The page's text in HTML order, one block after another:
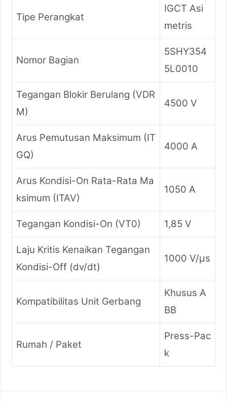
Tipe Perangkat
IGCT Asi
metris
Nomor Bagian
5SHY354
5L0010
Tegangan Blokir Berulang (VDR
M)
4500 V
Arus Pemutusan Maksimum (IT
GQ)
4000 A
Arus Kondisi-On Rata-Rata Ma
ksimum (ITAV)
1050 A
Tegangan Kondisi-On (VT0) 1,85 V
Laju Kritis Kenaikan Tegangan
Kondisi-Off (dv/dt)
1000 V/μs
Kompatibilitas Unit Gerbang
Khusus A
BB
Rumah / Paket
Press-Pac
k